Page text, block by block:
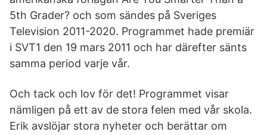
5th Grader? och som sändes på Sveriges
Television 2011-2020. Programmet hade premiär
i SVT1 den 19 mars 2011 och har därefter sänts
samma period varje vår.
Och tack och lov för det! Programmet visar
nämligen på ett av de stora felen med vår skola.
Erik avslöjar stora nyheter och berättar om